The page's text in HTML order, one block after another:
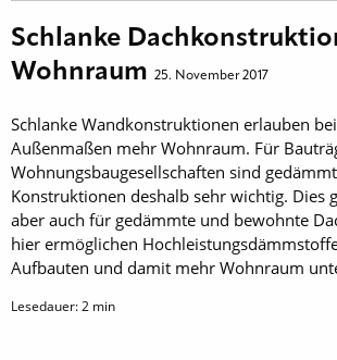
Schlanke
Wohnraum 25. November 2017
Schlanke Wandkonstruktionen erlauben
Außenmaßen mehr Wohnraum. Für
Wohnungsbaugesellschaften sind
Konstruktionen deshalb sehr wichtig. Dies
aber auch für gedämmte und bewohnte
hier ermöglichen
Aufbauten und damit mehr Wohnraum
Lesedauer:2 min